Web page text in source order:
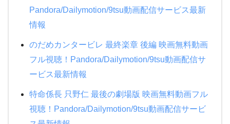
Pandora/Dailymotion/9tsu動画配信サービス最新
情報
のだめカンタービレ 最終楽章 後編 映画無料動画
フル視聴！Pandora/Dailymotion/9tsu動画配信サ
ービス最新情報
特命係長 只野仁 最後の劇場版 映画無料動画フル
視聴！Pandora/Dailymotion/9tsu動画配信サービ